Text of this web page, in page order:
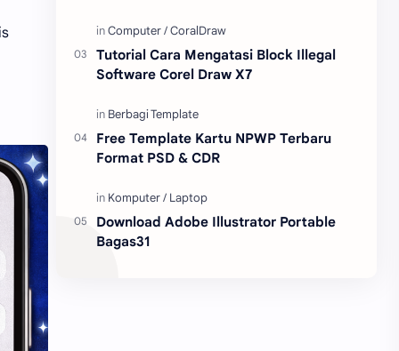
Tutorial Cara Mengatasi Block Illegal
Software Corel Draw X7
Free Template Kartu NPWP Terbaru
Format PSD & CDR
Download Adobe Illustrator Portable
Bagas31